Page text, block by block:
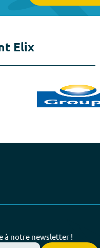
Elix
à notre newsletter !